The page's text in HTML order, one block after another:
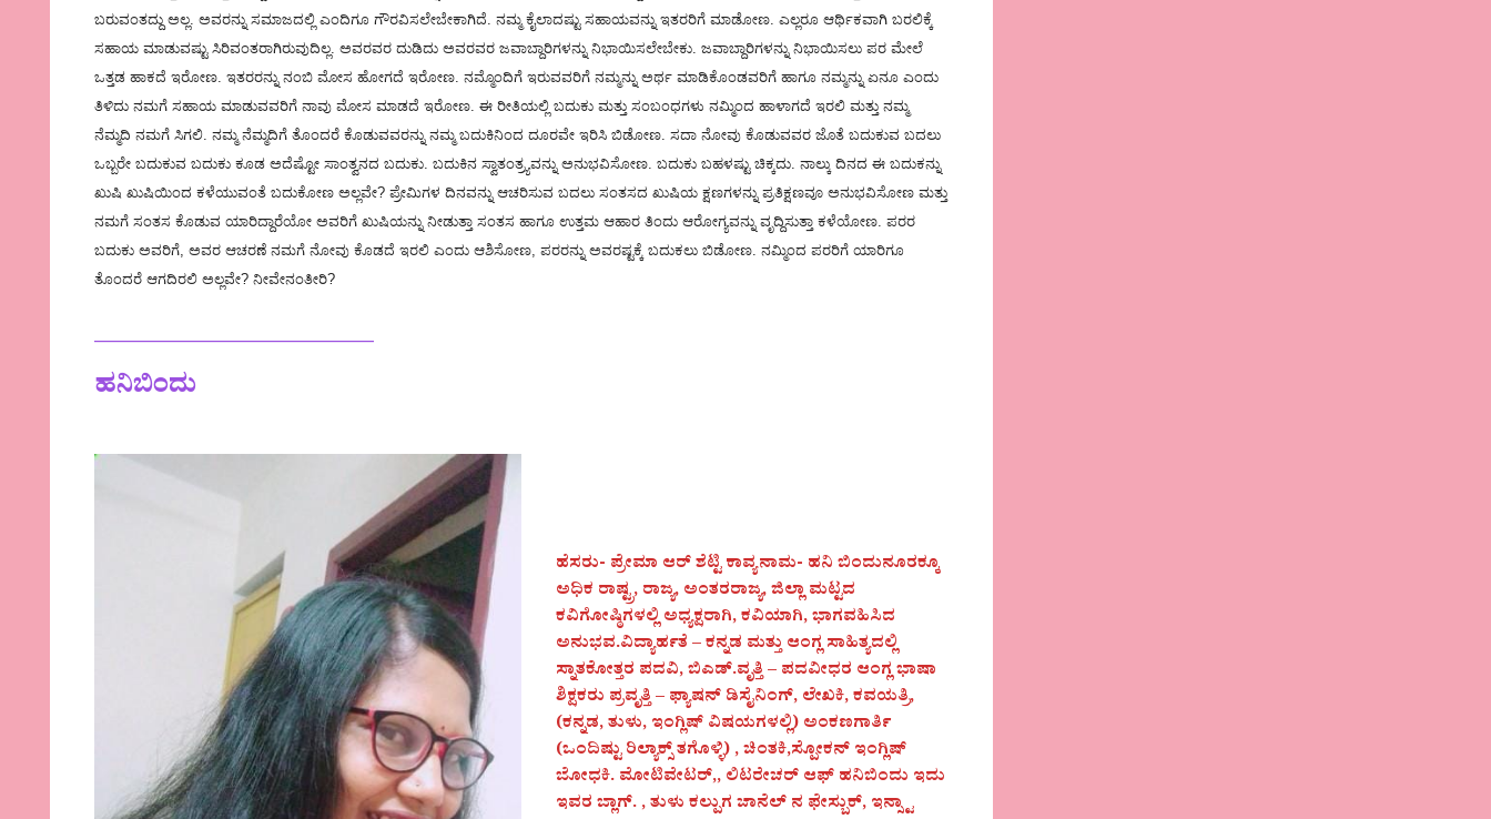
ಬರುವಂತದ್ದು ಅಲ್ಲ. ಅವರನ್ನು ಸಮಾಜದಲ್ಲಿ ಎಂದಿಗೂ ಗೌರವಿಸಲೇಬೇಕಾಗಿದೆ. ನಮ್ಮ ಕೈಲಾದಷ್ಟು ಸಹಾಯವನ್ನು ಇತರರಿಗೆ ಮಾಡೋಣ. ಎಲ್ಲರೂ ಆರ್ಥಿಕವಾಗಿ ಬರಲಿಕ್ಕೆ
ಸಹಾಯ ಮಾಡುವಷ್ಟು ಸಿರಿವಂತರಾಗಿರುವುದಿಲ್ಲ. ಅವರವರ ದುಡಿದು ಅವರವರ ಜವಾಬ್ದಾರಿಗಳನ್ನು ನಿಭಾಯಿಸಲೇಬೇಕು. ಜವಾಬ್ದಾರಿಗಳನ್ನು ನಿಭಾಯಿಸಲು ಪರ ಮೇಲೆ
ಒತ್ತಡ ಹಾಕದೆ ಇರೋಣ. ಇತರರನ್ನು ನಂಬಿ ಮೋಸ ಹೋಗದೆ ಇರೋಣ. ನಮ್ಮೊಂದಿಗೆ ಇರುವವರಿಗೆ ನಮ್ಮನ್ನು ಅರ್ಥ ಮಾಡಿಕೊಂಡವರಿಗೆ ಹಾಗೂ ನಮ್ಮನ್ನು ಏನೂ ಎಂದು
ತಿಳಿದು ನಮಗೆ ಸಹಾಯ ಮಾಡುವವರಿಗೆ ನಾವು ಮೋಸ ಮಾಡದೆ ಇರೋಣ. ಈ ರೀತಿಯಲ್ಲಿ ಬದುಕು ಮತ್ತು ಸಂಬಂಧಗಳು ನಮ್ಮಿಂದ ಹಾಳಾಗದೆ ಇರಲಿ ಮತ್ತು ನಮ್ಮ
ನೆಮ್ಮದಿ ನಮಗೆ ಸಿಗಲಿ. ನಮ್ಮ ನೆಮ್ಮದಿಗೆ ತೊಂದರೆ ಕೊಡುವವರನ್ನು ನಮ್ಮ ಬದುಕಿನಿಂದ ದೂರವೇ ಇರಿಸಿ ಬಿಡೋಣ. ಸದಾ ನೋವು ಕೊಡುವವರ ಜೊತೆ ಬದುಕುವ ಬದಲು
ಒಬ್ಬರೇ ಬದುಕುವ ಬದುಕು ಕೂಡ ಅದೆಷ್ಟೋ ಸಾಂತ್ವನದ ಬದುಕು. ಬದುಕಿನ ಸ್ವಾತಂತ್ರ್ಯವನ್ನು ಅನುಭವಿಸೋಣ. ಬದುಕು ಬಹಳಷ್ಟು ಚಿಕ್ಕದು. ನಾಲ್ಕು ದಿನದ ಈ ಬದುಕನ್ನು
ಖುಷಿ ಖುಷಿಯಿಂದ ಕಳೆಯುವಂತೆ ಬದುಕೋಣ ಅಲ್ಲವೇ? ಪ್ರೇಮಿಗಳ ದಿನವನ್ನು ಆಚರಿಸುವ ಬದಲು ಸಂತಸದ ಖುಷಿಯ ಕ್ಷಣಗಳನ್ನು ಪ್ರತಿಕ್ಷಣವೂ ಅನುಭವಿಸೋಣ ಮತ್ತು
ನಮಗೆ ಸಂತಸ ಕೊಡುವ ಯಾರಿದ್ದಾರೆಯೋ ಅವರಿಗೆ ಖುಷಿಯನ್ನು ನೀಡುತ್ತಾ ಸಂತಸ ಹಾಗೂ ಉತ್ತಮ ಆಹಾರ ತಿಂದು ಆರೋಗ್ಯವನ್ನು ವೃದ್ದಿಸುತ್ತಾ ಕಳೆಯೋಣ. ಪರರ
ಬದುಕು ಅವರಿಗೆ, ಅವರ ಆಚರಣೆ ನಮಗೆ ನೋವು ಕೊಡದೆ ಇರಲಿ ಎಂದು ಆಶಿಸೋಣ, ಪರರನ್ನು ಅವರಷ್ಟಕ್ಕೆ ಬದುಕಲು ಬಿಡೋಣ. ನಮ್ಮಿಂದ ಪರರಿಗೆ ಯಾರಿಗೂ
ತೊಂದರೆ ಆಗದಿರಲಿ ಅಲ್ಲವೇ? ನೀವೇನಂತೀರಿ?
——————————–
ಹನಿಬಿಂದು
ಹೆಸರು- ಪ್ರೇಮಾ ಆರ್ ಶೆಟ್ಟಿ ಕಾವ್ಯನಾಮ- ಹನಿ ಬಿಂದುನೂರಕ್ಕೂ
ಅಧಿಕ ರಾಷ್ಟ್ರ, ರಾಜ್ಯ, ಅಂತರರಾಜ್ಯ, ಜಿಲ್ಲಾ ಮಟ್ಟದ
ಕವಿಗೋಷ್ಠಿಗಳಲ್ಲಿ ಅಧ್ಯಕ್ಷರಾಗಿ, ಕವಿಯಾಗಿ, ಭಾಗವಹಿಸಿದ
ಅನುಭವ.ವಿದ್ಯಾರ್ಹತೆ – ಕನ್ನಡ ಮತ್ತು ಆಂಗ್ಲ ಸಾಹಿತ್ಯದಲ್ಲಿ
ಸ್ನಾತಕೋತ್ತರ ಪದವಿ, ಬಿಎಡ್.ವೃತ್ತಿ – ಪದವೀಧರ ಆಂಗ್ಲ ಭಾಷಾ
ಶಿಕ್ಷಕರು ಪ್ರವೃತ್ತಿ – ಫ್ಯಾಷನ್ ಡಿಸೈನಿಂಗ್, ಲೇಖಕಿ, ಕವಯತ್ರಿ,
(ಕನ್ನಡ, ತುಳು, ಇಂಗ್ಲಿಷ್ ವಿಷಯಗಳಲ್ಲಿ) ಅಂಕಣಗಾರ್ತಿ
(ಒಂದಿಷ್ಟು ರಿಲ್ಯಾಕ್ಸ್ ತಗೊಳ್ಳಿ) , ಚಿಂತಕಿ,ಸ್ಪೋಕನ್ ಇಂಗ್ಲಿಷ್
ಬೋಧಕಿ. ಮೋಟಿವೇಟರ್,, ಲಿಟರೇಚರ್ ಆಫ್ ಹನಿಬಿಂದು ಇದು
ಇವರ ಬ್ಲಾಗ್. , ತುಳು ಕಲ್ಪುಗ ಚಾನೆಲ್ ನ ಫೇಸ್ಬುಕ್, ಇನ್ಸ್ಟಾ